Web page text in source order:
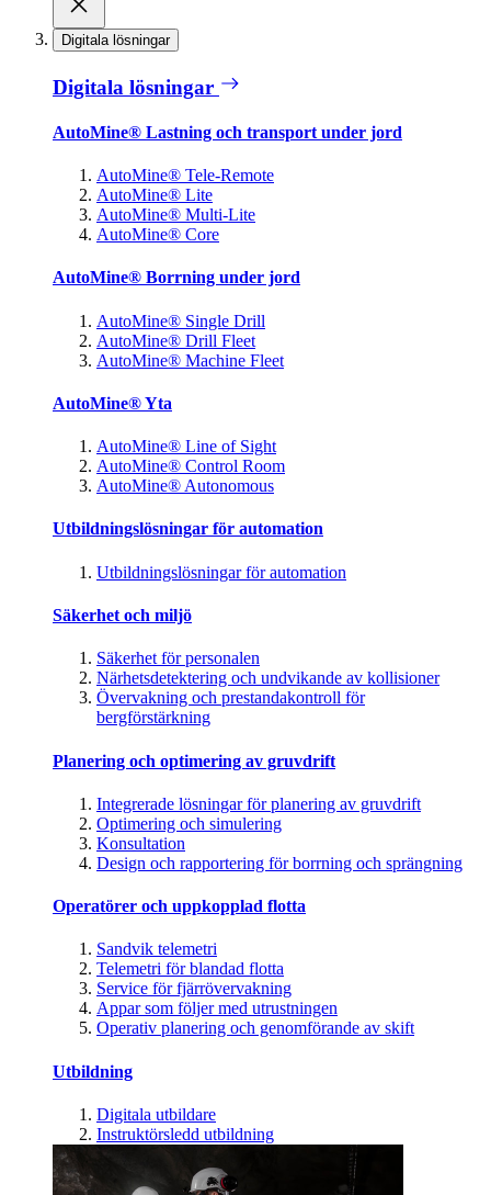
Digitala lösningar
Digitala lösningar
AutoMine® Lastning och transport under jord
AutoMine® Tele-Remote
AutoMine® Lite
AutoMine® Multi-Lite
AutoMine® Core
AutoMine® Borrning under jord
AutoMine® Single Drill
AutoMine® Drill Fleet
AutoMine® Machine Fleet
AutoMine® Yta
AutoMine® Line of Sight
AutoMine® Control Room
AutoMine® Autonomous
Utbildningslösningar för automation
Utbildningslösningar för automation
Säkerhet och miljö
Säkerhet för personalen
Närhetsdetektering och undvikande av kollisioner
Övervakning och prestandakontroll för
bergförstärkning
Planering och optimering av gruvdrift
Integrerade lösningar för planering av gruvdrift
Optimering och simulering
Konsultation
Design och rapportering för borrning och sprängning
Operatörer och uppkopplad flotta
Sandvik telemetri
Telemetri för blandad flotta
Service för fjärrövervakning
Appar som följer med utrustningen
Operativ planering och genomförande av skift
Utbildning
Digitala utbildare
Instruktörsledd utbildning